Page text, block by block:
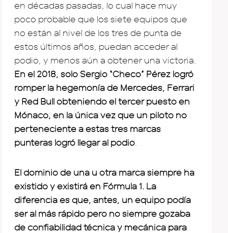
en décadas pasadas, lo cual hace muy
poco probable que los siete equipos que
no están al nivel de los tres de punta de
estos últimos años, puedan acceder al
podio, y menos aún a obtener una victoria.
En el 2018, solo Sergio “Checo” Pérez logró
romper la hegemonía de Mercedes, Ferrari
y Red Bull obteniendo el tercer puesto en
Mónaco, en la única vez que un piloto no
perteneciente a estas tres marcas
punteras logró llegar al podio
El dominio de una u otra marca siempre ha
existido y existirá en Fórmula 1. La
diferencia es que, antes, un equipo podía
ser al más rápido pero no siempre gozaba
de confiabilidad técnica y mecánica para